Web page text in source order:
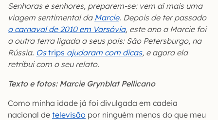
Senhoras e senhores, preparem-se: vem aí mais uma
viagem sentimental da Marcie. Depois de ter passado
o carnaval de 2010 em Varsóvia, este ano a Marcie foi
a outra terra ligada a seus pais: São Petersburgo, na
Rússia. Ostrips ajudaram com dicas, e agora ela
retribui com o seu relato.
Texto e fotos: Marcie Grynblat Pellicano
Como minha idade já foi divulgada em cadeia
nacional de televisão por ninguém menos do que meu